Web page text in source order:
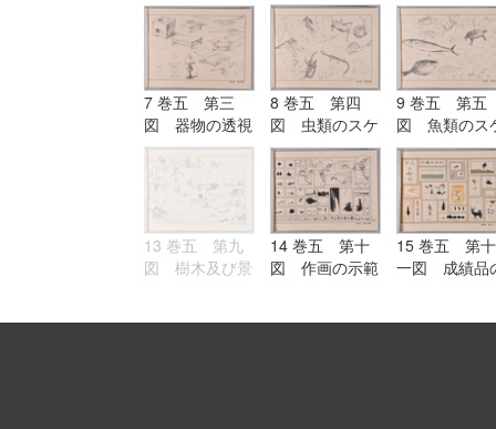
7 巻五 第三
図 器物の透視
画
8 巻五 第四
図 虫類のスケ
ッチ
9 巻五 第五
図 魚類のス
ッチ
13 巻五 第九
図 樹木及び景
14 巻五 第十
図 作画の示範
15 巻五 第十
一図 成績品